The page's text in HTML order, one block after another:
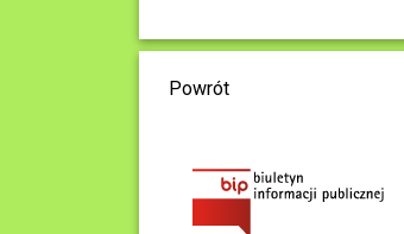
Powrót